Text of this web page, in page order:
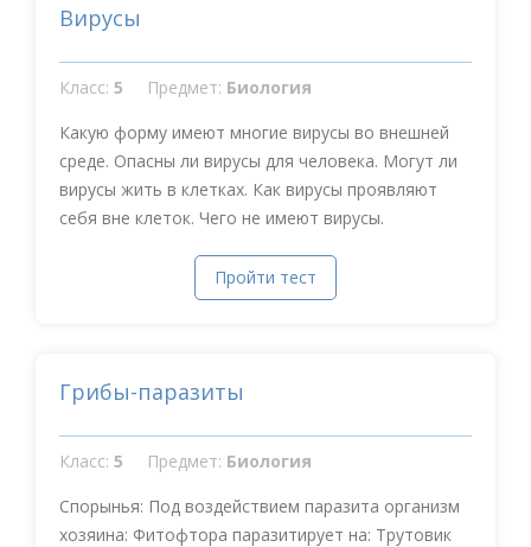
Вирусы
Класс: 5 Предмет: Биология
Какую форму имеют многие вирусы во внешней
среде. Опасны ли вирусы для человека. Могут ли
вирусы жить в клетках. Как вирусы проявляют
себя вне клеток. Чего не имеют вирусы.
Пройти тест
Грибы-паразиты
Класс: 5 Предмет: Биология
Спорынья: Под воздействием паразита организм
хозяина: Фитофтора паразитирует на: Трутовик